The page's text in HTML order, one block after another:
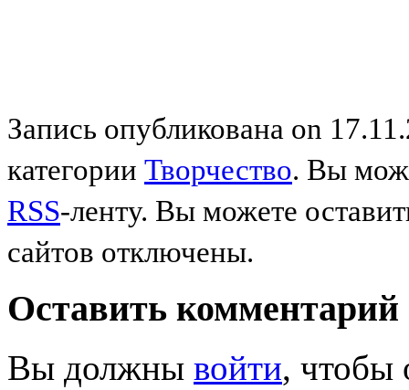
Запись опубликована on
категории Творчество. Вы
RSS-ленту. Вы можете
сайтов отключены.
Оставить комментарий
Вы должны войти, чтобы